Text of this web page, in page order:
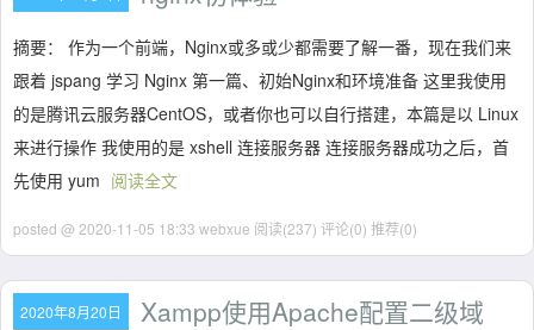
摘要： 作为一个前端，Nginx或多或少都需要了解一番，现在我们来
跟着 jspang 学习 Nginx 第一篇、初始Nginx和环境准备 这里我使用
的是腾讯云服务器CentOS，或者你也可以自行搭建，本篇是以 Linux
来进行操作 我使用的是 xshell 连接服务器 连接服务器成功之后，首
先使用 yum 阅读全文
posted @ 2020-11-05 18:33 webxue 阅读(237) 评论(0) 推荐(0)
2020年8月20日
Xampp使用Apache配置二级域